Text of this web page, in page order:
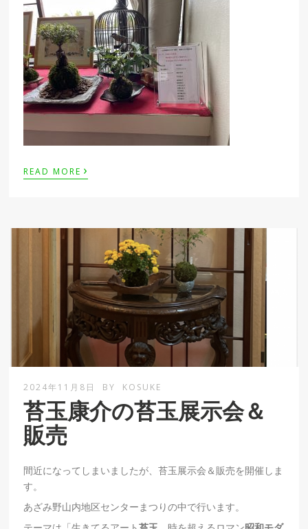
READ MORE ›
2024年11月8日 BY KOSUKE
苔玉康介の苔玉展示会＆
販売
間近になってしまいましたが、苔玉展示会＆販売を開催しま
す。
あざみ野山内地区センターまつりの中で行います。